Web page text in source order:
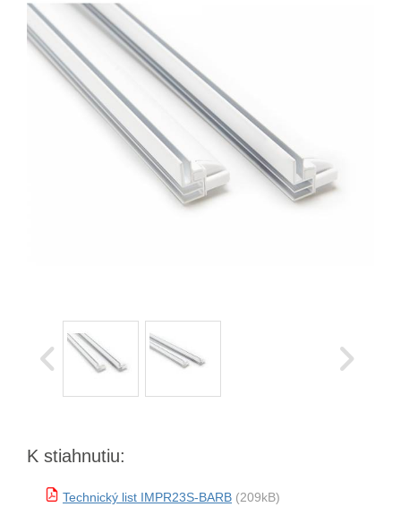
K stiahnutiu:
Technický list IMPR23S-BARB (209kB)